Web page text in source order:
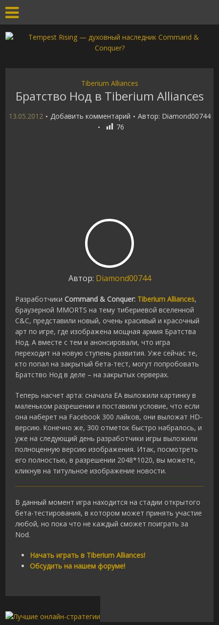
Tiberium Alliances
Братство Нод в Tiberium Alliances
13.05.2012 Добавить комментарий Автор: Diamond00744
76
Автор: Diamond00744
Разработчики Command & Conquer: Tiberium Alliances,
браузерной MMORTS на тему тибериевой вселенной
C&C, представили новый, очень красивый и красочный
арт по игре, где изображена мощная армия Братства
Нод. А вместе с тем и анонсировали, что игра
переходит на новую ступень развития. Уже сейчас те,
кто попал на закрытый бета-тест, могут попробовать
Братство Нод в деле – на закрытых серверах.
Теперь насчет арта: сначала EA выложили картинку в
маленьком разрешении и поставили условие, что если
она наберет на Facebook 300 лайков, они выложат HD-
версию. Конечно же, 300 отметок быстро набралось, и
уже на следующий день разработчики игры выложили
полноценную версию изображения. Итак, посмотреть
его полностью, в разрешении 2048*1020, вы можете,
кликнув на титульное изображение новости.
В данный момент игра находится на стадии открытого
бета-тестирования, в котором может принять участие
любой, но пока что не каждый сможет поиграть за
Nod.
Начать играть в Tiberium Alliances!
Обсудить на нашем форуме!